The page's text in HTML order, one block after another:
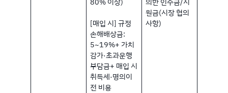
[매입 시] 규정
손해배상금:
5~19%+ 가치
감가·초과운행
부담금+ 매입 시
취득세·명의이
전 비용
원금(시장 협의
사항)